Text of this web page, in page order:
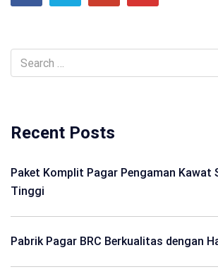
Recent Posts
Paket Komplit Pagar Pengaman Kawat
Tinggi
Pabrik Pagar BRC Berkualitas dengan